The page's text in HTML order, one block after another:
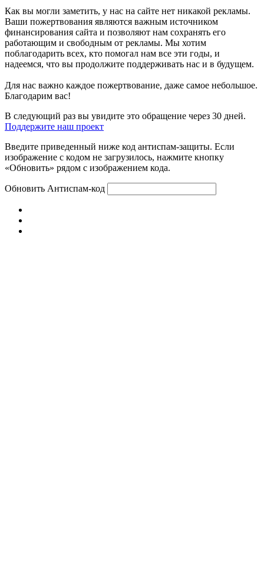
Как вы могли заметить, у нас на сайте нет никакой рекламы.
Ваши пожертвования являются важным источником
финансирования сайта и позволяют нам сохранять его
работающим и свободным от рекламы. Мы хотим
поблагодарить всех, кто помогал нам все эти годы, и
надеемся, что вы продолжите поддерживать нас и в будущем.
Для нас важно каждое пожертвование, даже самое небольшое.
Благодарим вас!
В следующий раз вы увидите это обращение через 30 дней.
Поддержите наш проект
Введите приведенный ниже код антиспам-защиты. Если
изображение с кодом не загрузилось, нажмите кнопку
«Обновить» рядом с изображением кода.
Обновить Антиспам-код